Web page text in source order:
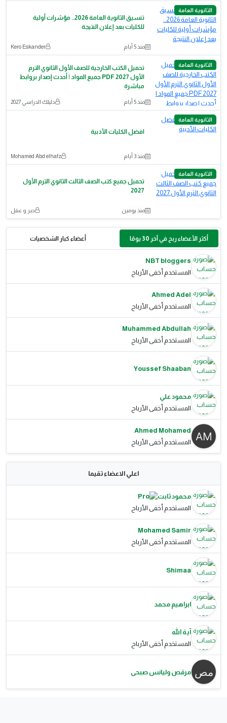
الثانوية العامة
تنسيق الثانوية العامة 2026.. مؤشرات أولية
للكليات بعد إعلان النتيجة
منذ 5 أيام Kero Eskander
الثانوية العامة
تحميل الكتب الخارجية للصف الأول الثانوي الترم
الأول 2027 PDF جميع المواد | أحدث إصدار بروابط
مباشرة
منذ 5 أيام دليلك الدراسي 2027
الثانوية العامة
افضل الكليات الأدبية
منذ 3 أيام Mohamed Abd elhafz
الثانوية العامة
تحميل جميع كتب الصف الثالث الثانوي الترم الأول
2027
منذ يومين حبر و عقل
أكثر الأعضاء ربح في آخر 30 يومًا أعضاء كبار الشخصيات
NBT bloggers
المستخدم أخفى الأرباح
Ahmed Adel
المستخدم أخفى الأرباح
Muhammed Abdullah
المستخدم أخفى الأرباح
Youssef Shaaban
محمود علي
المستخدم أخفى الأرباح
Ahmed Mohamed
المستخدم أخفى الأرباح
اعلي الاعضاء تقيما
محمود ثابت
المستخدم أخفى الأرباح
Mohamed Samir
المستخدم أخفى الأرباح
Shimaa
ابراهيم محمد
آية الله
المستخدم أخفى الأرباح
مرقص وليانس صبحى